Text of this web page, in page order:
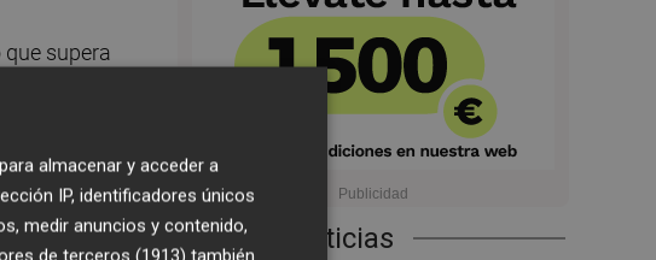
Últimas Noticias
supera
tenía un
y dos de
almacenar y acceder a
IP, identificadores únicos
medir anuncios y contenido,
de terceros (1913) también